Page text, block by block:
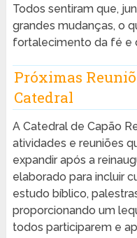
Todos sentiram que,
grandes mudanças, o
fortalecimento da fé e
Próximas
Catedral
A Catedral de Capão
atividades e reuniões
expandir após a
elaborado para incluir
estudo bíblico,
proporcionando um
todos participarem e